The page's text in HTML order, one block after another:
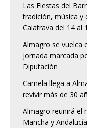
Las Fiestas del
tradición, música y
Calatrava del 14 al
Almagro se vuelca
jornada marcada
Diputación
Camela llega a
revivir más de 30
Almagro reunirá el
Mancha y